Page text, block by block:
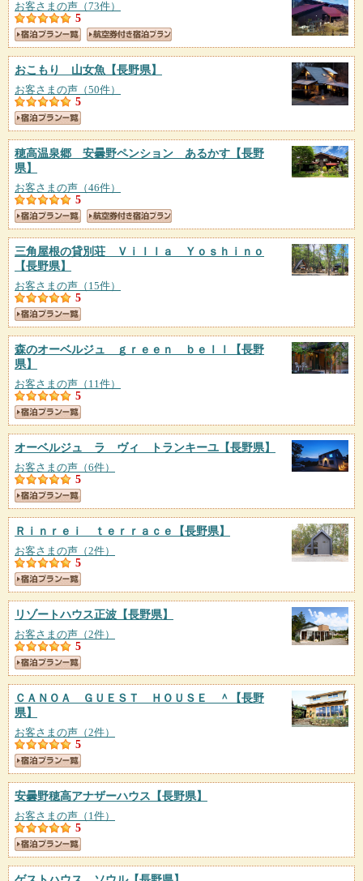
お客さまの声（73件）
5
おこもり 山女魚 【長野県】
お客さまの声（50件）
5
穂高温泉郷 安曇野ペンション あるかす 【長野
県】
お客さまの声（46件）
5
三角屋根の貸別荘 Ｖｉｌｌａ Ｙｏｓｈｉｎｏ
【長野県】
お客さまの声（15件）
5
森のオーベルジュ ｇｒｅｅｎ ｂｅｌｌ
【長野
県】
お客さまの声（11件）
5
オーベルジュ ラ ヴィ トランキーユ 【長野県】
お客さまの声（6件）
5
Ｒｉｎｒｅｉ ｔｅｒｒａｃｅ 【長野県】
お客さまの声（2件）
5
リゾートハウス正波 【長野県】
お客さまの声（2件）
5
ＣＡＮＯＡ ＧＵＥＳＴ ＨＯＵＳＥ ＾
【長野
県】
お客さまの声（2件）
5
安曇野穂高アナザーハウス 【長野県】
お客さまの声（1件）
5